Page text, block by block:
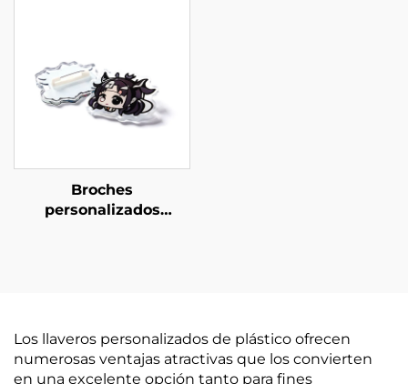
Broches
personalizados
Los llaveros personalizados de plástico ofrecen
numerosas ventajas atractivas que los convierten
en una excelente opción tanto para fines